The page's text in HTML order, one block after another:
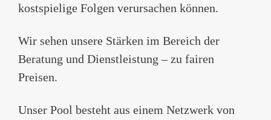
kostspielige Folgen verursachen können.
Wir sehen unsere Stärken im Bereich der
Beratung und Dienstleistung – zu fairen
Preisen.
Unser Pool besteht aus einem Netzwerk von